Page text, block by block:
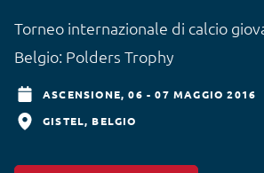
Torneo internazionale di calcio
Belgio: Polders Trophy
ASCENSIONE,06 - 07 MAGGIO 2016
GISTEL BELGIO